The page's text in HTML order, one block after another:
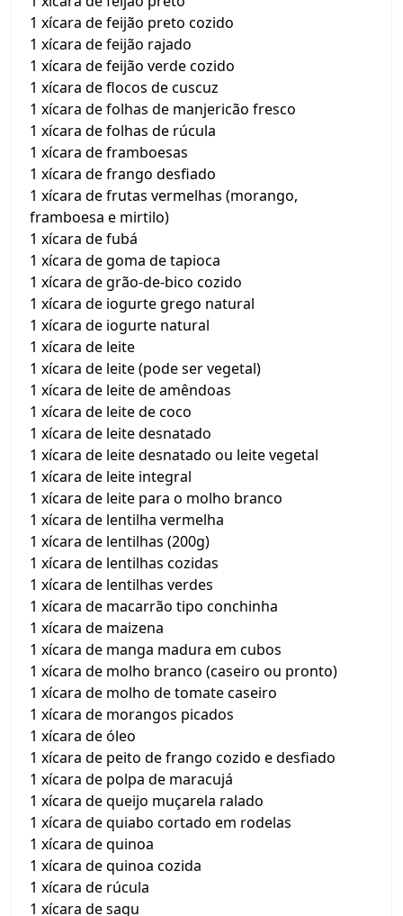
1 xícara de feijão preto cozido
1 xícara de feijão rajado
1 xícara de feijão verde cozido
1 xícara de flocos de cuscuz
1 xícara de folhas de manjericão fresco
1 xícara de folhas de rúcula
1 xícara de framboesas
1 xícara de frango desfiado
1 xícara de frutas vermelhas (morango,
framboesa e mirtilo)
1 xícara de fubá
1 xícara de goma de tapioca
1 xícara de grão-de-bico cozido
1 xícara de iogurte grego natural
1 xícara de iogurte natural
1 xícara de leite
1 xícara de leite (pode ser vegetal)
1 xícara de leite de amêndoas
1 xícara de leite de coco
1 xícara de leite desnatado
1 xícara de leite desnatado ou leite vegetal
1 xícara de leite integral
1 xícara de leite para o molho branco
1 xícara de lentilha vermelha
1 xícara de lentilhas (200g)
1 xícara de lentilhas cozidas
1 xícara de lentilhas verdes
1 xícara de macarrão tipo conchinha
1 xícara de maizena
1 xícara de manga madura em cubos
1 xícara de molho branco (caseiro ou pronto)
1 xícara de molho de tomate caseiro
1 xícara de morangos picados
1 xícara de óleo
1 xícara de peito de frango cozido e desfiado
1 xícara de polpa de maracujá
1 xícara de queijo muçarela ralado
1 xícara de quiabo cortado em rodelas
1 xícara de quinoa
1 xícara de quinoa cozida
1 xícara de rúcula
1 xícara de sagu